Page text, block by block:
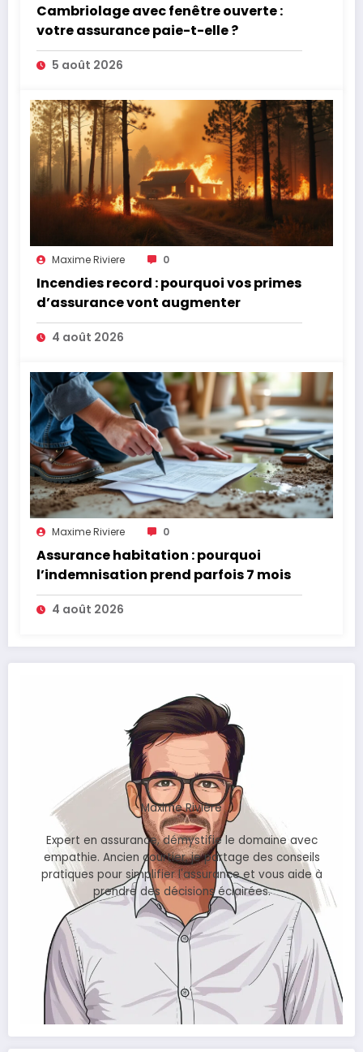
Cambriolage avec fenêtre ouverte :
votre assurance paie-t-elle ?
5 août 2026
Maxime Riviere 0
Incendies record : pourquoi vos primes
d’assurance vont augmenter
4 août 2026
Maxime Riviere 0
Assurance habitation : pourquoi
l’indemnisation prend parfois 7 mois
4 août 2026
Maxime Rivière
Expert en assurance, démystifie le domaine avec
empathie. Ancien courtier, je partage des conseils
pratiques pour simplifier l'assurance et vous aide à
prendre des décisions éclairées.